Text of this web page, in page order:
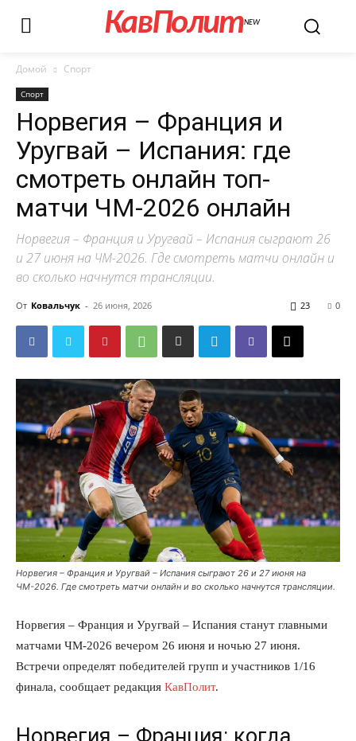
КавПолитNEW
Домой Спорт
Спорт
Норвегия – Франция и
Уругвай – Испания: где
смотреть онлайн топ-
матчи ЧМ-2026 онлайн
Норвегия – Франция и Уругвай – Испания сыграют 26
и 27 июня на ЧМ-2026. Где смотреть матчи онлайн и
во сколько начнутся трансляции.
От Ковальчук - 26 июня, 2026 0
23
Норвегия – Франция и Уругвай – Испания сыграют 26 и 27 июня на
ЧМ-2026. Где смотреть матчи онлайн и во сколько начнутся трансляции.
Норвегия – Франция и Уругвай – Испания станут главными
матчами ЧМ-2026 вечером 26 июня и ночью 27 июня.
Встречи определят победителей групп и участников 1/16
финала, сообщает редакция КавПолит.